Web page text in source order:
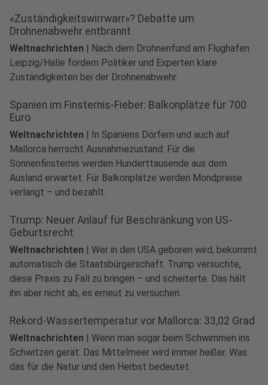
«Zuständigkeitswirrwarr»? Debatte um
Drohnenabwehr entbrannt
Weltnachrichten | Nach dem Drohnenfund am Flughafen
Leipzig/Halle fordern Politiker und Experten klare
Zuständigkeiten bei der Drohnenabwehr.
Spanien im Finsternis-Fieber: Balkonplätze für 700
Euro
Weltnachrichten | In Spaniens Dörfern und auch auf
Mallorca herrscht Ausnahmezustand: Für die
Sonnenfinsternis werden Hunderttausende aus dem
Ausland erwartet. Für Balkonplätze werden Mondpreise
verlangt – und bezahlt.
Trump: Neuer Anlauf für Beschränkung von US-
Geburtsrecht
Weltnachrichten | Wer in den USA geboren wird, bekommt
automatisch die Staatsbürgerschaft. Trump versuchte,
diese Praxis zu Fall zu bringen – und scheiterte. Das hält
ihn aber nicht ab, es erneut zu versuchen.
Rekord-Wassertemperatur vor Mallorca: 33,02 Grad
Weltnachrichten | Wenn man sogar beim Schwimmen ins
Schwitzen gerät: Das Mittelmeer wird immer heißer. Was
das für die Natur und den Herbst bedeutet.